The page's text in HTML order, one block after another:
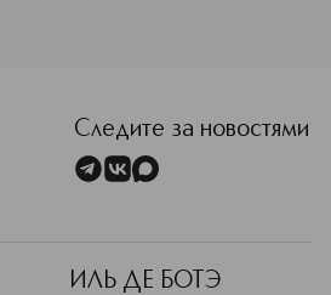
Следите за новостями
ИЛЬ ДЕ БОТЭ